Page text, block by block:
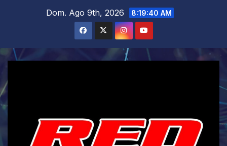
Dom. Ago 9th, 2026 8:19:41 AM